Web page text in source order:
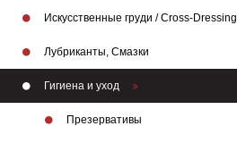
Искусственные груди / Cross-Dressing
Лубриканты, Смазки
Гигиена и уход
Презервативы